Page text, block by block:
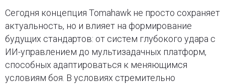
Сегодня концепция Tomahawk не просто сохраняет
актуальность, но и влияет на формирование
будущих стандартов: от систем глубокого удара с
ИИ-управлением до мультизадачных платформ,
способных адаптироваться к меняющимся
условиям боя. В условиях стремительно